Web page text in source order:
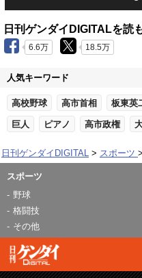
日刊ゲンダイDIGITALを読
6.6万 18.5万
人気キーワード
高校野球 高市首相 板東英
巨人 ピアノ 高市政権
日刊ゲンダイDIGITAL スポーツ
スポーツ
野球
格闘技
その他